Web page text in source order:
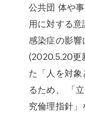
公共団 体や
用に対する意
感染症の影響
(2020.5.20更
た「人を対
るため、 「
究倫理指針」